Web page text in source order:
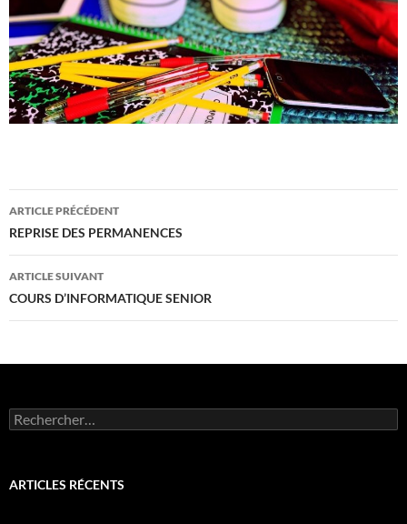
Navigation
des
articles
ARTICLE PRÉCÉDENT
REPRISE DES PERMANENCES
ARTICLE SUIVANT
COURS D’INFORMATIQUE SENIOR
Rechercher :
ARTICLES RÉCENTS